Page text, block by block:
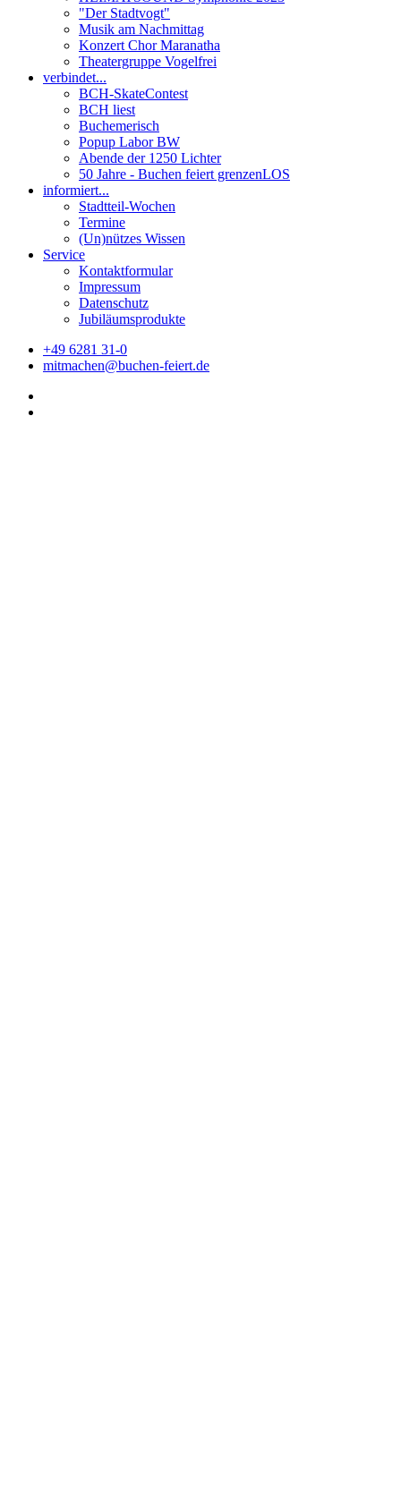
"Der Stadtvogt"
Musik am Nachmittag
Konzert Chor Maranatha
Theatergruppe Vogelfrei
verbindet...
BCH-SkateContest
BCH liest
Buchemerisch
Popup Labor BW
Abende der 1250 Lichter
50 Jahre - Buchen feiert grenzenLOS
informiert...
Stadtteil-Wochen
Termine
(Un)nützes Wissen
Service
Kontaktformular
Impressum
Datenschutz
Jubiläumsprodukte
+49 6281 31-0
mitmachen@buchen-feiert.de